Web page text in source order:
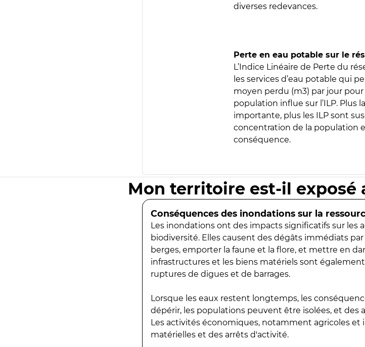
diverses redevances.
Perte en eau potable sur le
L’Indice Linéaire de Perte du
les services d’eau potable qui
moyen perdu (m3) par jour
population influe sur l’ILP. Plus
importante, plus les ILP sont
concentration de la population
conséquence.
Mon territoire est-il exposé
Conséquences des inondations sur la
Les inondations ont des impacts significatifs sur les
biodiversité. Elles causent des dégâts immédiats
berges, emporter la faune et la flore, et mettre en
infrastructures et les biens matériels sont
ruptures de digues et de barrages.
Lorsque les eaux restent longtemps, les
dépérir, les populations peuvent être isolées, et
Les activités économiques, notamment agricoles et
matérielles et des arrêts d'activité.